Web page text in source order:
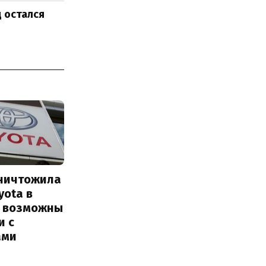
в
возможны
с